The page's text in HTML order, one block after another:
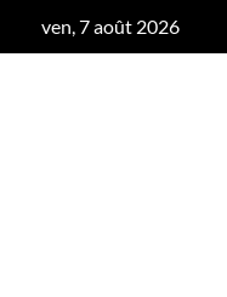
ven, 7 août 2026